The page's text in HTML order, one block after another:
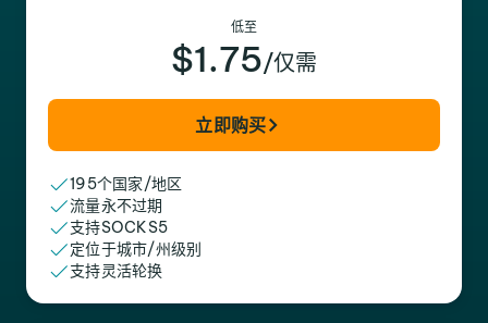
低至
$1.75/仅需
立即购买
195个国家/地区
流量永不过期
支持SOCKS5
定位于城市/州级别
支持灵活轮换